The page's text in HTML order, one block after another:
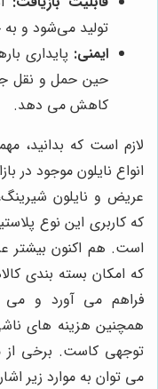
تولید می‌شود و
ایمنی: پایداری
حین حمل و نقل
کاهش می دهد.
لازم است که بدانید،
انواع نایلون موجود در
عریض و نایلون
که کاربری این نوع
است. هم اکنون بیشتر
که امکان بسته بندی
فراهم می آورد و می
همچنین هزینه های
توجهی کاست. برخی از
می توان به موارد زیر